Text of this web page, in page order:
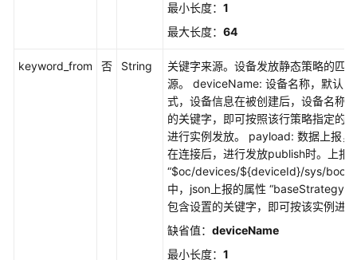
最小长度： 1
最大长度： 64
keyword_from 否 String
关键字来源。设备发放静态策略的匹
源。 deviceName: 设备名称，默认的
式，设备信息在被创建后，设备名称
的关键字，即可按照该行策略指定的
进行实例发放。 payload: 数据上报，
在连接后，进行发放publish时。上报
“$oc/devices/${deviceId}/sys/
中，json上报的属性
包含设置的关键字，即可按该实例进
缺省值： deviceName
最小长度： 1